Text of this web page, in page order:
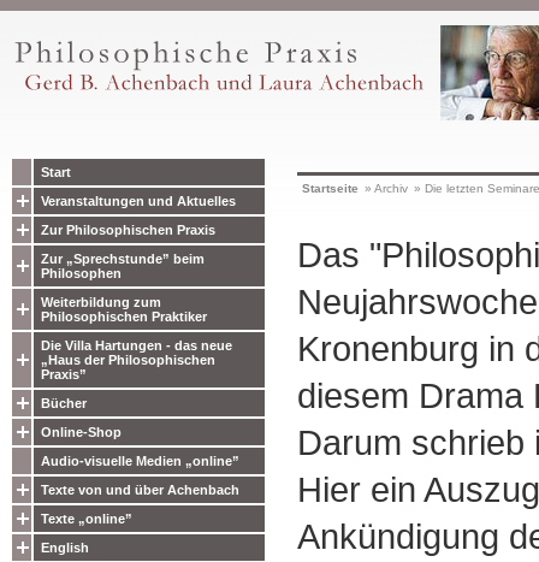
Start
Veranstaltungen und Aktuelles
Zur Philosophischen Praxis
Zur „Sprechstunde” beim
Philosophen
Weiterbildung zum
Philosophischen Praktiker
Die Villa Hartungen - das neue
„Haus der Philosophischen
Praxis”
Bücher
Online-Shop
Audio-visuelle Medien „online”
Texte von und über Achenbach
Texte „online”
English
Startseite » Archiv » Die letzten Seminare
Das
Kronenburg in
diesem Drama
Darum schrieb
Hier ein
Ankündigung